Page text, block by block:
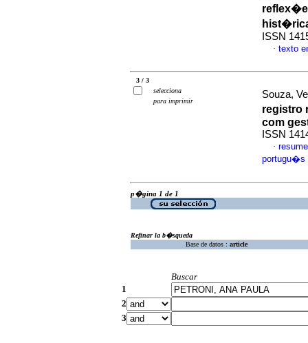
ISSN
· texto
3 / 3
selecciona
para imprimir
Souza,
registro
com
ISSN
·
portugu�s
p�gina 1 de 1
Refinar la b�squeda
Base de datos : article
Buscar
1
2
3